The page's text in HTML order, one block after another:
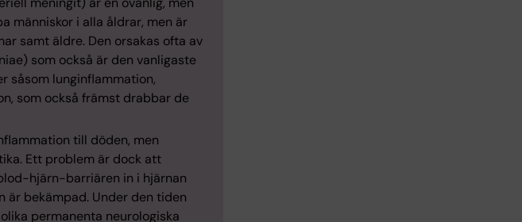
människor i alla åldrar, men är
samt äldre. Den orsakas ofta av
som också är den vanligaste
såsom lunginflammation,
som också främst drabbar de
till döden, men
Ett problem är dock att
hjärn-barriären in i hjärnan
bekämpad. Under den tiden
permanenta neurologiska